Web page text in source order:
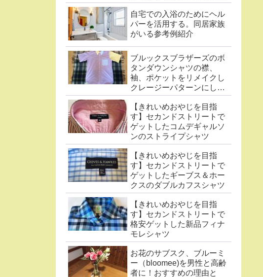
なる点まとめ
自宅での入浴のためにヘル
パーを活用する。同居家族
がいる参考例紹介
ブルックスブラザーズのボ
タンダウンシャツの襟、
袖、ポケットをリメイクし
クレージーパターンにした
件
【きれいめおやじを目指
す】セカンドストリートで
ゲットしたコムデギャルソ
ンのストライプシャツ
【きれいめおやじを目指
す】セカンドストリートで
ゲットしたギーブス＆ホー
クスのダブルカフスシャツ
【きれいめおやじを目指
す】セカンドストリートで
格安ゲットした新品フィナ
モレシャツ
お花のサブスク、ブルーミ
ー（bloomee)を男性と高齢
者に！おすすめの理由と